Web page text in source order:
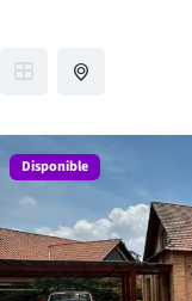
Disponible